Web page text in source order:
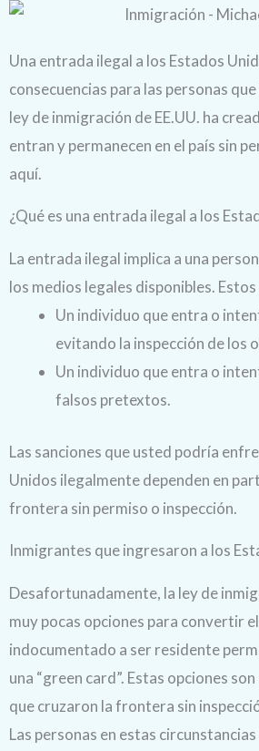
Una entrada ilegal a los Estados
consecuencias para las personas
ley de inmigración de EE.UU. ha
entran y permanecen en el país sin
aquí.
¿Qué es una entrada ilegal a los
La entrada ilegal implica a una
los medios legales disponibles.
Un individuo que entra o
evitando la inspección de los
Un individuo que entra o
falsos pretextos.
Las sanciones que usted podría
Unidos ilegalmente dependen en
frontera sin permiso o inspección.
Inmigrantes que ingresaron a los
Desafortunadamente, la ley de
muy pocas opciones para convertir
indocumentado a ser residente
una “green card”. Estas opciones
que cruzaron la frontera sin
Las personas en estas